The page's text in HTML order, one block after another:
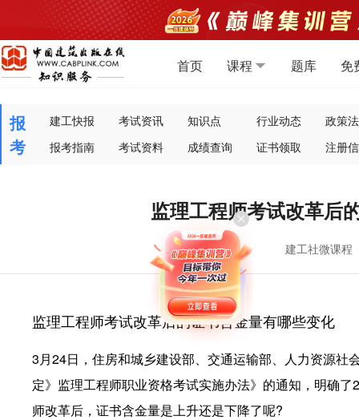
首页 课程 题库 免
报
考
建工快报 考试资讯 知识点 行业动态
政策
报考指南
考试资料 成绩查询 证书领取 注册
监理工程师考试改革后
建工社微课程
监理工程师考试改革后的证书含金量有哪些变化
3月24日，住房和城乡建设部、交通运输部、人力资源
定》监理工程师职业资格考试实施办法》的通知，明确
师改革后，证书含金量是上升还是下降了呢?